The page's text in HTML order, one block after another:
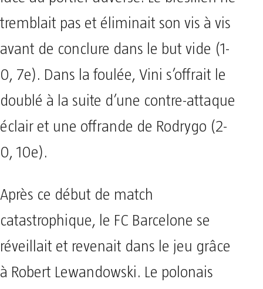
tremblait pas et éliminait son vis à vis
avant de conclure dans le but vide (1-
0, 7e). Dans la foulée, Vini s’offrait le
doublé à la suite d’une contre-attaque
éclair et une offrande de Rodrygo (2-
0, 10e).
Après ce début de match
catastrophique, le FC Barcelone se
réveillait et revenait dans le jeu grâce
à Robert Lewandowski. Le polonais